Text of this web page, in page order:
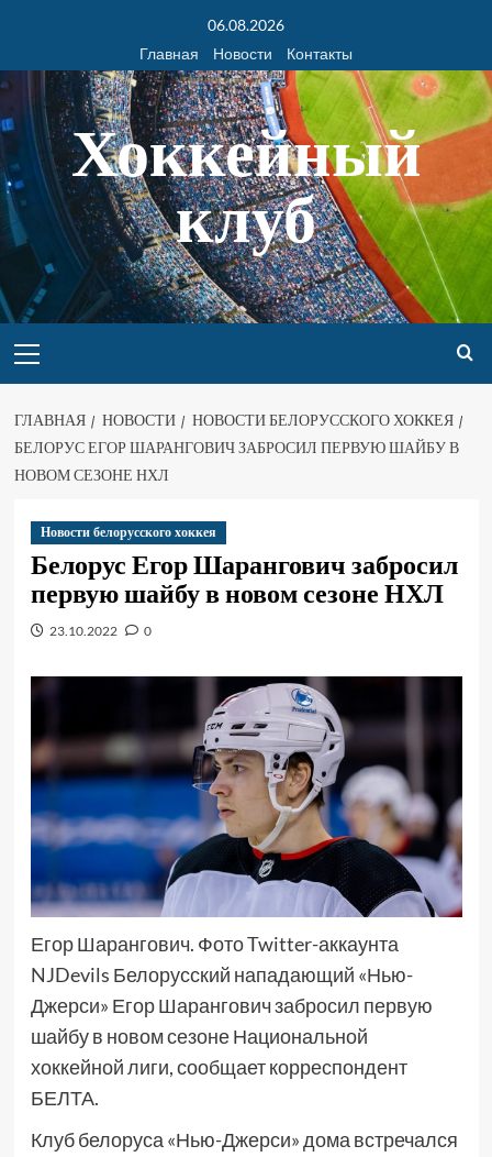
06.08.2026
Главная
Новости Контакты
Хоккейный
клуб
ГЛАВНАЯ НОВОСТИ
НОВОСТИ БЕЛОРУССКОГО ХОККЕЯ
БЕЛОРУС ЕГОР ШАРАНГОВИЧ ЗАБРОСИЛ ПЕРВУЮ ШАЙБУ В
НОВОМ СЕЗОНЕ НХЛ
Новости белорусского хоккея
Белорус Егор Шарангович забросил
первую шайбу в новом сезоне НХЛ
23.10.2022 0
Егор Шарангович. Фото Twitter-аккаунта
NJDevils Белорусский нападающий «Нью-
Джерси» Егор Шарангович забросил первую
шайбу в новом сезоне Национальной
хоккейной лиги, сообщает корреспондент
БЕЛТА.
Клуб белоруса «Нью-Джерси» дома встречался